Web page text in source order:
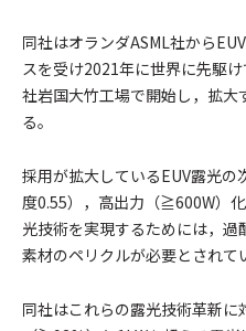
同社はオランダASML社から
スを受け2021年に世界に先駆
社岩国大竹工場で開始し，拡
る。
採用が拡大しているEUV露光の
度0.55），高出力（≧600W）
光技術を実現するためには，
素材のペリクルが必要とされて
同社はこれらの露光技術革新に